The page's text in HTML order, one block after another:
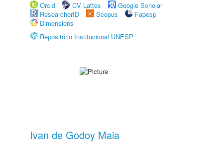
Orcid
CV Lattes
Google Scholar
ResearcherID
Scopus
Fapesp
Dimensions
Repositório Institucional UNESP
Ivan de Godoy Maia